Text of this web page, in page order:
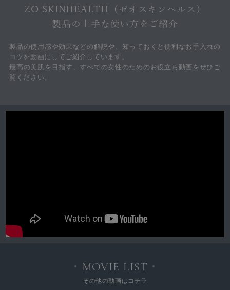
ZO SKINHEALTH（ゼオスキンヘルス）
製品の上手な使い方をご紹介
製品の使用感や効果などの解説や、知っておくと便利なお手入れの
コツを動画にしてご紹介しています。
最高の美肌を目指す、すべての女性のためのお役立ち動画をぜひご
覧ください。
MOVIE LIST
その他の動画はコチラ